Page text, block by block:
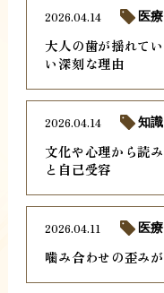
大人の歯が揺れて
い深刻な理由
2026.04.14 医療
文化や心理から読
と自己受容
2026.04.14 知識
噛み合わせの歪み
2026.04.11 医療